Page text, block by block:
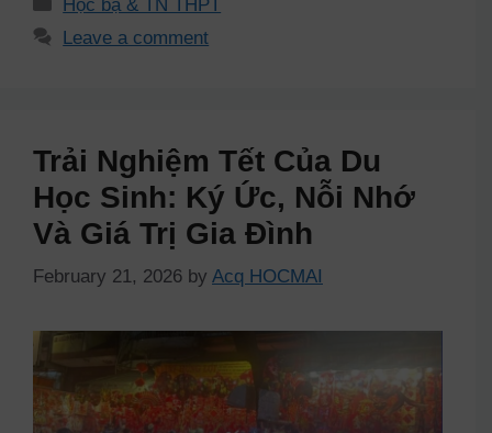
Học bạ & TN THPT
Leave a comment
Trải Nghiệm Tết Của Du
Học Sinh: Ký Ức, Nỗi Nhớ
Và Giá Trị Gia Đình
February 21, 2026 by Acq HOCMAI